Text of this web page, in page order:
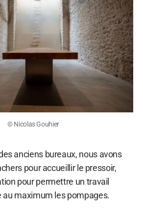
© Nicolas Gouhier
anciens bureaux, nous avons
pour accueillir le pressoir,
pour permettre un travail
au maximum les pompages.